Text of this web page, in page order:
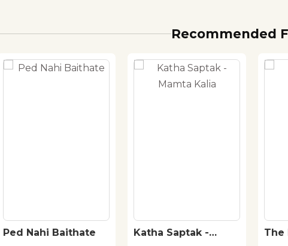
Recommended
Ped Nahi Baithate
Katha Saptak -
The